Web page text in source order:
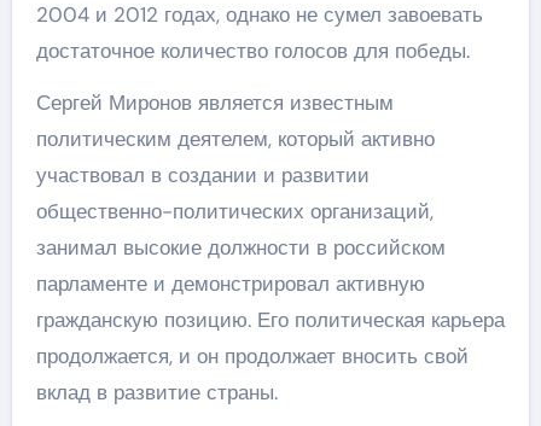
2004 и 2012 годах, однако не сумел завоевать
достаточное количество голосов для победы.
Сергей Миронов является известным
политическим деятелем, который активно
участвовал в создании и развитии
общественно-политических организаций,
занимал высокие должности в российском
парламенте и демонстрировал активную
гражданскую позицию. Его политическая карьера
продолжается, и он продолжает вносить свой
вклад в развитие страны.